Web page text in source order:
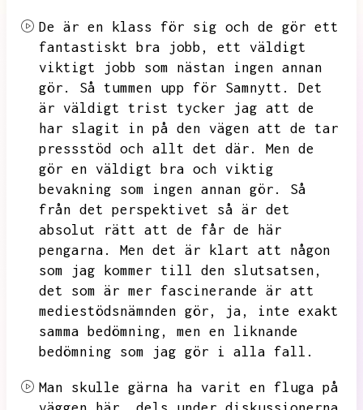
De är en klass för sig och de gör ett
fantastiskt bra jobb,
ett väldigt
viktigt jobb som nästan ingen annan
gör.
Så tummen upp för Samnytt.
Det
är väldigt trist tycker jag att de
har slagit in på den vägen att de tar
pressstöd och allt det där.
Men de
gör en väldigt bra och viktig
bevakning som ingen annan gör.
Så
från det perspektivet så är det
absolut rätt att de får de här
pengarna.
Men det är klart att någon
som jag kommer till den slutsatsen,
det som är mer fascinerande är att
mediestödsnämnden gör,
ja,
inte exakt
samma bedömning,
men en liknande
bedömning som jag gör i alla fall.
Man skulle gärna ha varit en fluga på